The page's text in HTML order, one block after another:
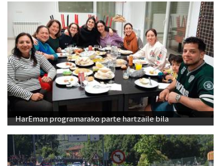
HarEman programarako parte hartzaile bila